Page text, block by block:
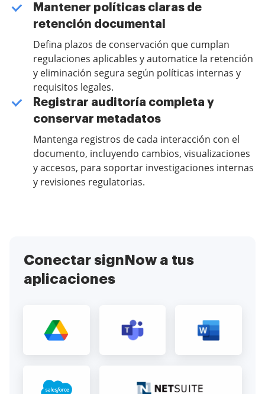
Mantener políticas claras de
retención documental
Defina plazos de conservación que cumplan
regulaciones aplicables y automatice la retención
y eliminación segura según políticas internas y
requisitos legales.
Registrar auditoría completa y
conservar metadatos
Mantenga registros de cada interacción con el
documento, incluyendo cambios, visualizaciones
y accesos, para soportar investigaciones internas
y revisiones regulatorias.
Conectar signNow a tus
aplicaciones